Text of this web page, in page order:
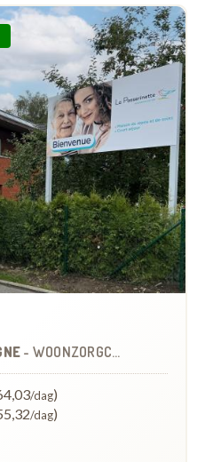
- WOONZORGCENTRUM (WZC)
/dag)
/dag)